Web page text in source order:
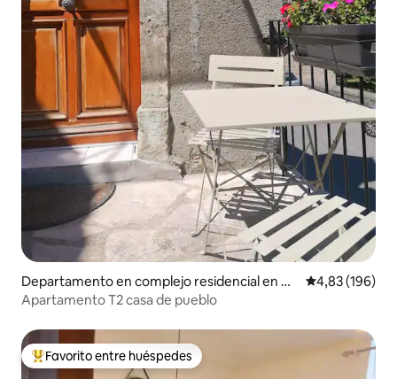
Departamento en complejo residencial en Ch
anac
Calificación
4,83 (196)
Apartamento T2 casa de pueblo
Favorito entre los huéspedes más destacados
Favorito entre huéspedes